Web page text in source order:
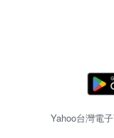
Yahoo台灣電